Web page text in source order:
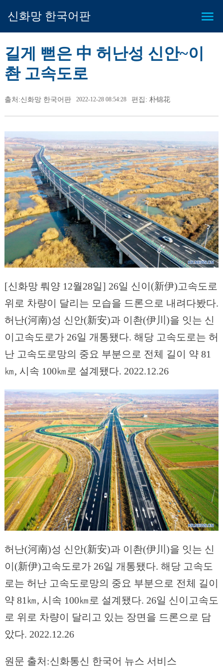
신화망 한국어판
길게 뻗은 中 허난성 신안~이
촨 고속도로
출처:신화망 한국어판 2022-12-28 08:54:28 편집: 朴锦花
[신화망 뤄양 12월28일] 26일 신이(新伊)고속도로
위로 차량이 달리는 모습을 드론으로 내려다봤다.
허난(河南)성 신안(新安)과 이촨(伊川)을 잇는 신
이고속도로가 26일 개통됐다. 해당 고속도로는 허
난 고속도로망의 중요 부분으로 전체 길이 약 81
㎞, 시속 100㎞로 설계됐다. 2022.12.26
허난(河南)성 신안(新安)과 이촨(伊川)을 잇는 신
이(新伊)고속도로가 26일 개통됐다. 해당 고속도
로는 허난 고속도로망의 중요 부분으로 전체 길이
약 81㎞, 시속 100㎞로 설계됐다. 26일 신이고속도
로 위로 차량이 달리고 있는 장면을 드론으로 담
았다. 2022.12.26
원문 출처:신화통신 한국어 뉴스 서비스